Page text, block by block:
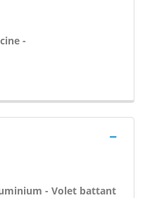
-
- Volet battant